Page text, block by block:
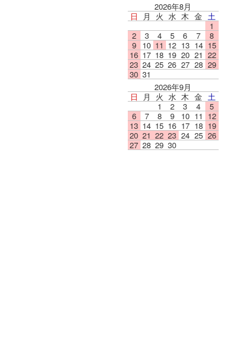
2026年8月
日
月 火 水 木 金 土
1
2
3 4 5 6 7
8
9
10 11 12 13 14 15
16 17 18 19 20 21 22
23 24 25 26 27 28 29
30 31
2026年9月
日
月 火 水 木 金 土
1
2 3 4
5
6
7 8 9 10 11 12
13 14 15 16 17 18 19
20 21 22 23 24 25 26
27 28 29 30